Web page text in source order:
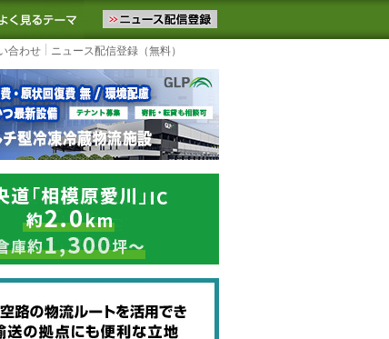
スをお届けします。物流ニュースメール配信を登録す
気に入りに追加 よく見るテーマ
合わせ ニュース配信登録（無料）